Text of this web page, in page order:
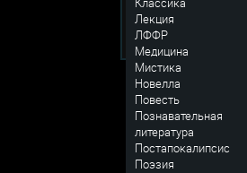
Лекция
ЛФФР
Медицина
Мистика
Новелла
Повесть
Познавательная
литература
Постапокалипсис
Поэзия